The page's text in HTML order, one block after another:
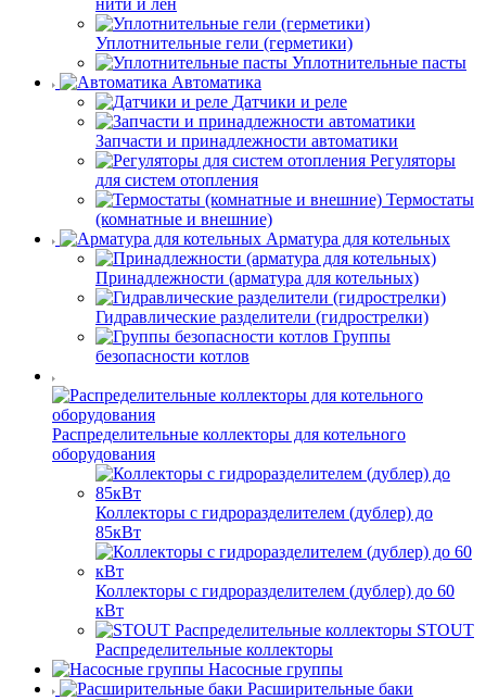
нити и лён
Уплотнительные гели (герметики)
Уплотнительные пасты
Автоматика
Датчики и реле
Запчасти и принадлежности автоматики
Регуляторы
для систем отопления
Термостаты
(комнатные и внешние)
Арматура для котельных
Принадлежности (арматура для котельных)
Гидравлические разделители (гидрострелки)
Группы
безопасности котлов
Распределительные коллекторы для котельного
оборудования
Коллекторы с гидроразделителем (дублер) до
85кВт
Коллекторы с гидроразделителем (дублер) до 60
кВт
STOUT
Распределительные коллекторы
Насосные группы
Расширительные баки